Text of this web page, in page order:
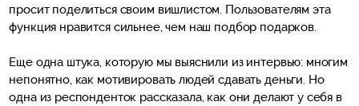
просит поделиться своим вишлистом. Пользователям эта
функция нравится сильнее, чем наш подбор подарков.
Еще одна штука, которую мы выяснили из интервью: многим
непонятно, как мотивировать людей сдавать деньги. Но
одна из респонденток рассказала, как они делают у себя в